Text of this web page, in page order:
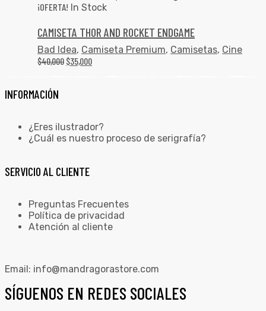
¡OFERTA! In Stock
CAMISETA THOR AND ROCKET ENDGAME
Bad Idea, Camiseta Premium, Camisetas, Cine
$40,000 $35,000
INFORMACIÓN
¿Eres ilustrador?
¿Cuál es nuestro proceso de serigrafía?
SERVICIO AL CLIENTE
Preguntas Frecuentes
Política de privacidad
Atención al cliente
Email: info@mandragorastore.com
SÍGUENOS EN REDES SOCIALES